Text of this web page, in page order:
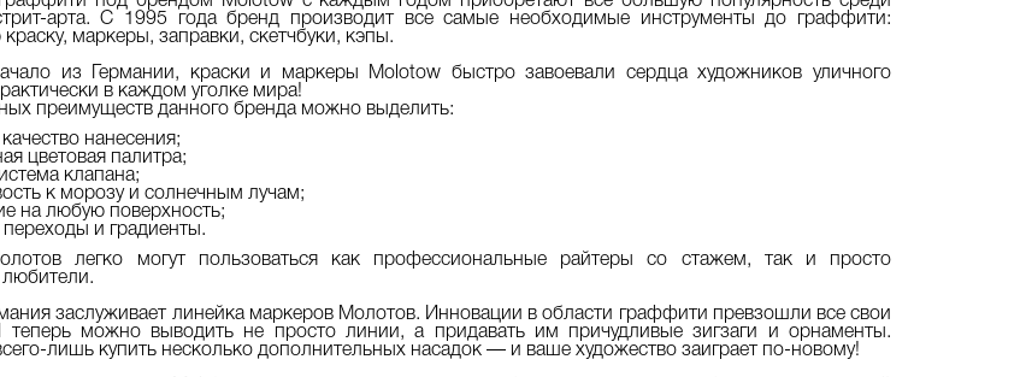
арта. С 1995 года бренд производит все самые необходимые инструменты до граффити:
маркеры, заправки, скетчбуки, кэпы.
из Германии, краски и маркеры Molotow быстро завоевали сердца художников уличного
в каждом уголке мира!
преимуществ данного бренда можно выделить:
нанесения;
цветовая палитра;
клапана;
к морозу и солнечным лучам;
на любую поверхность;
и градиенты.
легко могут пользоваться как профессиональные райтеры со стажем, так и просто
заслуживает линейка маркеров Молотов. Инновации в области граффити превзошли все свои
можно выводить не просто линии, а придавать им причудливые зигзаги и орнаменты.
лишь купить несколько дополнительных насадок — и ваше художество заиграет по-новому!